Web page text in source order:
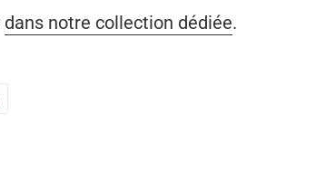
dans notre collection dédiée.